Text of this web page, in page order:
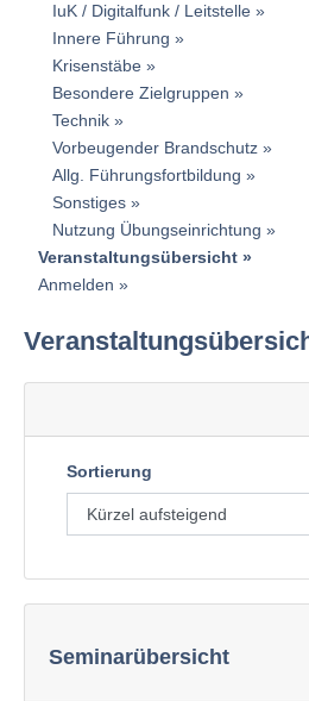
IuK / Digitalfunk / Leitstelle
Innere Führung
Krisenstäbe
Besondere Zielgruppen
Technik
Vorbeugender Brandschutz
Allg. Führungsfortbildung
Sonstiges
Nutzung Übungseinrichtung
Veranstaltungsübersicht
Anmelden
Sortierung
Seminarübersicht